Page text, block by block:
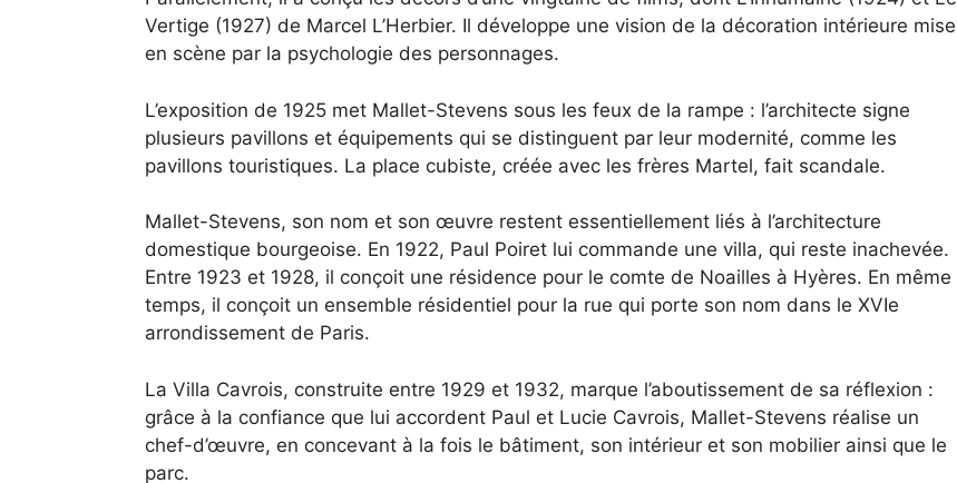
Vertige (1927) de Marcel L’Herbier. Il développe une vision de la décoration intérieure mise
en scène par la psychologie des personnages.
L’exposition de 1925 met Mallet-Stevens sous les feux de la rampe : l’architecte signe
plusieurs pavillons et équipements qui se distinguent par leur modernité, comme les
pavillons touristiques. La place cubiste, créée avec les frères Martel, fait scandale.
Mallet-Stevens, son nom et son œuvre restent essentiellement liés à l’architecture
domestique bourgeoise. En 1922, Paul Poiret lui commande une villa, qui reste inachevée.
Entre 1923 et 1928, il conçoit une résidence pour le comte de Noailles à Hyères. En même
temps, il conçoit un ensemble résidentiel pour la rue qui porte son nom dans le XVIe
arrondissement de Paris.
La Villa Cavrois, construite entre 1929 et 1932, marque l’aboutissement de sa réflexion :
grâce à la confiance que lui accordent Paul et Lucie Cavrois, Mallet-Stevens réalise un
chef-d’œuvre, en concevant à la fois le bâtiment, son intérieur et son mobilier ainsi que le
parc.